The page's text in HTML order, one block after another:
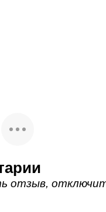
отзыв,